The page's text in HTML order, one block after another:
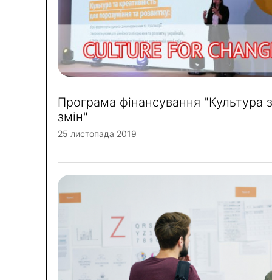
Програма фінансування "Культура
змін"
25 листопада 2019